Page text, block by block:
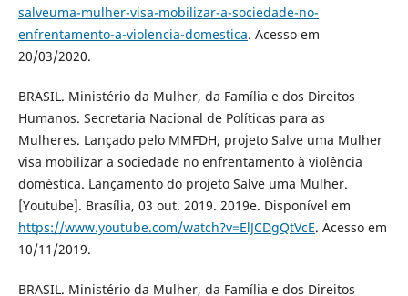
salveuma-mulher-visa-mobilizar-a-sociedade-no-
enfrentamento-a-violencia-domestica. Acesso em
20/03/2020.
BRASIL. Ministério da Mulher, da Família e dos Direitos
Humanos. Secretaria Nacional de Políticas para as
Mulheres. Lançado pelo MMFDH, projeto Salve uma Mulher
visa mobilizar a sociedade no enfrentamento à violência
doméstica. Lançamento do projeto Salve uma Mulher.
[Youtube]. Brasília, 03 out. 2019. 2019e. Disponível em
https://www.youtube.com/watch?v=ElJCDgQtVcE. Acesso em
10/11/2019.
BRASIL. Ministério da Mulher, da Família e dos Direitos